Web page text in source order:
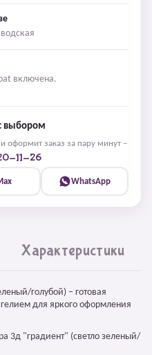
включена.
выбором
заказ за пару минут –
11-26
WhatsApp
Характеристики
голубой) – готовая
для яркого оформления
3д "градиент" (светло зеленый/